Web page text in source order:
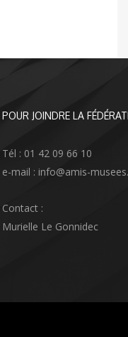
POUR JOINDRE LA
Tél : 01 42 09 66 10
e-mail : info@amis-
Contact :
Murielle Le Gonnidec